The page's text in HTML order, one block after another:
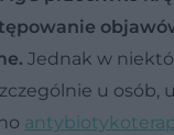
Jednak w
u osób,